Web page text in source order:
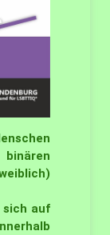
sich auf